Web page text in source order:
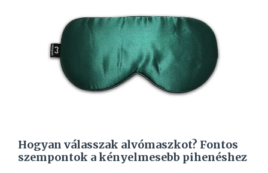
Hogyan válasszak alvómaszkot? Fontos
szempontok a kényelmesebb pihenéshez